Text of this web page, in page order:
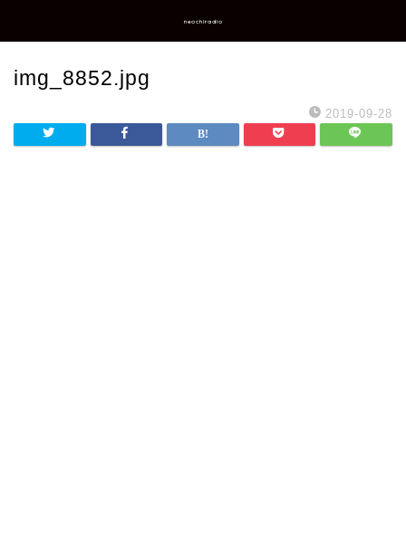
neochiradio
img_8852.jpg
2019-09-28